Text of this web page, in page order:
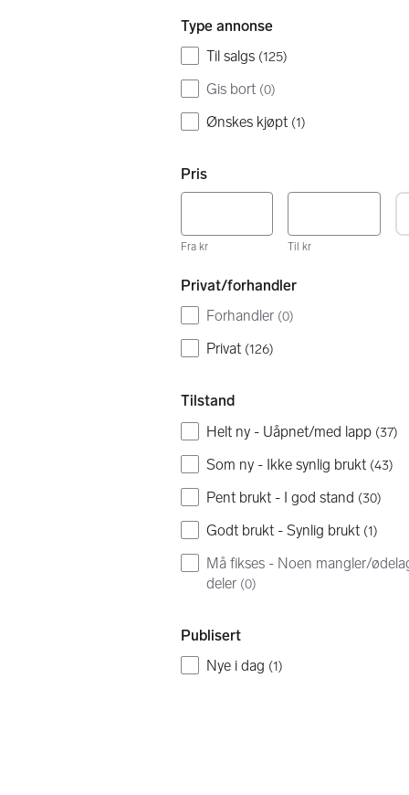
Type annonse
Til salgs (125)
Gis bort (0)
Ønskes kjøpt (1)
Pris
Fra kr Til kr
Privat/forhandler
Forhandler (0)
Privat (126)
Tilstand
Helt ny - Uåpnet/med lapp (37)
Som ny - Ikke synlig brukt (43)
Pent brukt - I god stand (30)
Godt brukt - Synlig brukt (1)
Må fikses - Noen mangler/
deler (0)
Publisert
Nye i dag (1)